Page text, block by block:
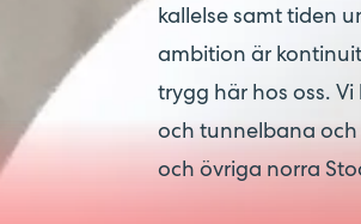
kallelse samt tiden
ambition är
trygg här hos oss.
och tunnelbana
och övriga norra